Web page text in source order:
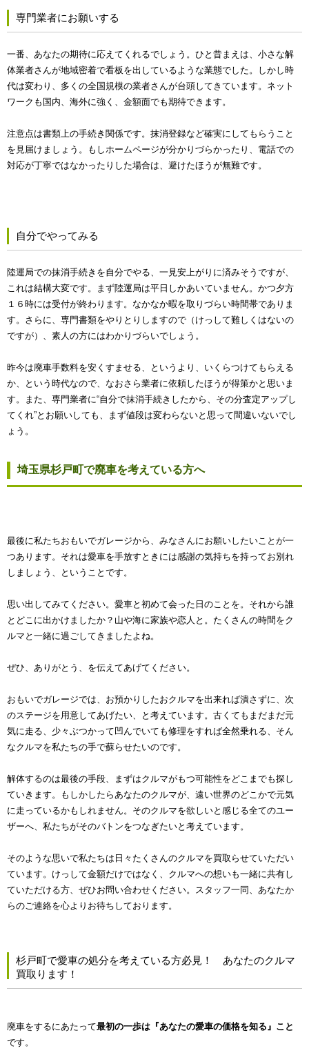
専門業者にお願いする
一番、あなたの期待に応えてくれるでしょう。ひと昔まえは、小さな解
体業者さんが地域密着で看板を出しているような業態でした。しかし時
代は変わり、多くの全国規模の業者さんが台頭してきています。ネット
ワークも国内、海外に強く、金額面でも期待できます。
注意点は書類上の手続き関係です。抹消登録など確実にしてもらうこと
を見届けましょう。もしホームページが分かりづらかったり、電話での
対応が丁寧ではなかったりした場合は、避けたほうが無難です。
自分でやってみる
陸運局での抹消手続きを自分でやる、一見安上がりに済みそうですが、
これは結構大変です。まず陸運局は平日しかあいていません。かつ夕方
１６時には受付が終わります。なかなか暇を取りづらい時間帯でありま
す。さらに、専門書類をやりとりしますので（けっして難しくはないの
ですが）、素人の方にはわかりづらいでしょう。
昨今は廃車手数料を安くすませる、というより、いくらつけてもらえる
か、という時代なので、なおさら業者に依頼したほうが得策かと思いま
す。また、専門業者に“自分で抹消手続きしたから、その分査定アップし
てくれ”とお願いしても、まず値段は変わらないと思って間違いないでし
ょう。
埼玉県杉戸町で廃車を考えている方へ
最後に私たちおもいでガレージから、みなさんにお願いしたいことが一
つあります。それは愛車を手放すときには感謝の気持ちを持ってお別れ
しましょう、ということです。
思い出してみてください。愛車と初めて会った日のことを。それから誰
とどこに出かけましたか？山や海に家族や恋人と。たくさんの時間をク
ルマと一緒に過ごしてきましたよね。
ぜひ、ありがとう、を伝えてあげてください。
おもいでガレージでは、お預かりしたおクルマを出来れば潰さずに、次
のステージを用意してあげたい、と考えています。古くてもまだまだ元
気に走る、少々ぶつかって凹んでいても修理をすれば全然乗れる、そん
なクルマを私たちの手で蘇らせたいのです。
解体するのは最後の手段、まずはクルマがもつ可能性をどこまでも探し
ていきます。もしかしたらあなたのクルマが、遠い世界のどこかで元気
に走っているかもしれません。そのクルマを欲しいと感じる全てのユー
ザーへ、私たちがそのバトンをつなぎたいと考えています。
そのような思いで私たちは日々たくさんのクルマを買取らせていただい
ています。けっして金額だけではなく、クルマへの想いも一緒に共有し
ていただける方、ぜひお問い合わせください。スタッフ一同、あなたか
らのご連絡を心よりお待ちしております。
杉戸町で愛車の処分を考えている方必見！ あなたのクルマ
買取ります！
廃車をするにあたって最初の一歩は『あなたの愛車の価格を知る』こと
です。